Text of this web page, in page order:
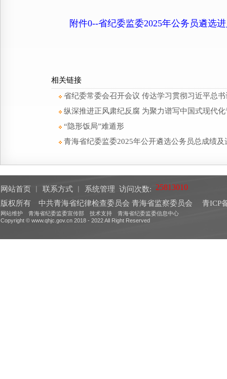
附件0--省纪委监委2025年公务员遴选
相关链接
省纪委常委会召开会议 传达学习贯彻习近平总
纵深推进正风肃纪反腐 为聚力谱写中国式现代
“隐形饭局”难遁形
青海省纪委监委2025年公开遴选公务员总成绩
网站首页 联系方式 系统管理 访问次数:
版权所有 中共青海省纪律检查委员会 青海省监察委员会
青ICP
网站维护 青海省纪委监委宣传部 技术支持 青海省纪委监委信息中心
Copyright © www.qhjc.gov.cn 2018 - 2022 All Right Reserved